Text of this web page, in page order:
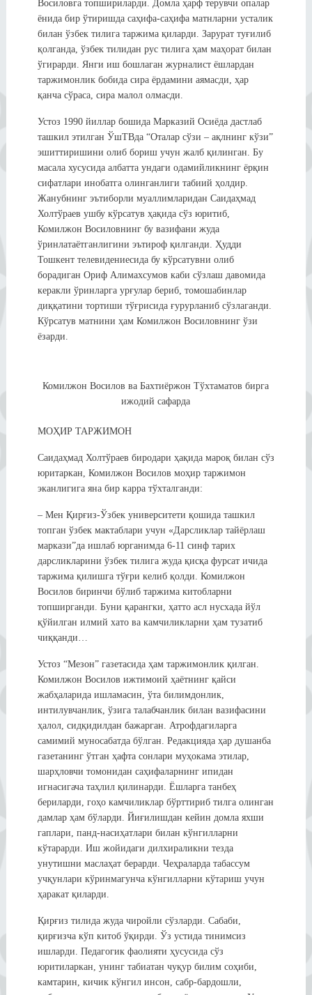
Восиловга топшириларди. Домла ҳарф терувчи опалар
ёнида бир ўтиришда саҳифа-саҳифа матнларни усталик
билан ўзбек тилига таржима қиларди. Зарурат туғилиб
қолганда, ўзбек тилидан рус тилига ҳам маҳорат билан
ўгирарди. Янги иш бошлаган журналист ёшлардан
таржимонлик бобида сира ёрдамини аямасди, ҳар
қанча сўраса, сира малол олмасди.
Устоз 1990 йиллар бошида Марказий Осиёда дастлаб
ташкил этилган ЎшТВда “Оталар сўзи – ақлнинг кўзи”
эшиттиришини олиб бориш учун жалб қилинган. Бу
масала хусусида албатта ундаги одамийликнинг ёрқин
сифатлари инобатга олинганлиги табиий ҳолдир.
Жанубнинг эътиборли муаллимларидан Саидаҳмад
Холтўраев ушбу кўрсатув ҳақида сўз юритиб,
Комилжон Восиловнинг бу вазифани жуда
ўринлатаётганлигини эътироф қилганди. Ҳудди
Тошкент телевидениесида бу кўрсатувни олиб
борадиган Ориф Алимахсумов каби сўзлаш давомида
керакли ўринларга урғулар бериб, томошабинлар
диққатини тортиши тўғрисида ғурурланиб сўзлаганди.
Кўрсатув матнини ҳам Комилжон Восиловнинг ўзи
ёзарди.
Комилжон Восилов ва Бахтиёржон Тўхтаматов бирга
ижодий сафарда
МОҲИР ТАРЖИМОН
Саидаҳмад Холтўраев биродари ҳақида мароқ билан сўз
юритаркан, Комилжон Восилов моҳир таржимон
эканлигига яна бир карра тўхталганди:
– Мен Қирғиз-Ўзбек университети қошида ташкил
топган ўзбек мактаблари учун «Дарсликлар тайёрлаш
маркази”да ишлаб юрганимда 6-11 синф тарих
дарсликларини ўзбек тилига жуда қисқа фурсат ичида
таржима қилишга тўғри келиб қолди. Комилжон
Восилов биринчи бўлиб таржима китобларни
топширганди. Буни қарангки, ҳатто асл нусхада йўл
қўйилган илмий хато ва камчиликларни ҳам тузатиб
чиққанди…
Устоз “Мезон” газетасида ҳам таржимонлик қилган.
Комилжон Восилов ижтимоий ҳаётнинг қайси
жабҳаларида ишламасин, ўта билимдонлик,
интилувчанлик, ўзига талабчанлик билан вазифасини
ҳалол, сидқидилдан бажарган. Атрофдагиларга
самимий муносабатда бўлган. Редакцияда ҳар душанба
газетанинг ўтган ҳафта сонлари муҳокама этилар,
шарҳловчи томонидан саҳифаларнинг ипидан
игнасигача таҳлил қилинарди. Ёшларга танбеҳ
бериларди, гоҳо камчиликлар бўрттириб тилга олинган
дамлар ҳам бўларди. Йиғилишдан кейин домла яхши
гаплари, панд-насиҳатлари билан кўнгилларни
кўтарарди. Иш жойидаги дилхираликни тезда
унутишни маслаҳат берарди. Чеҳраларда табассум
учқунлари кўринмагунча кўнгилларни кўтариш учун
ҳаракат қиларди.
Қирғиз тилида жуда чиройли сўзларди. Сабаби,
қирғизча кўп китоб ўқирди. Ўз устида тинимсиз
ишларди. Педагогик фаолияти ҳусусида сўз
юритиларкан, унинг табиатан чуқур билим соҳиби,
камтарин, кичик кўнгил инсон, сабр-бардошли,